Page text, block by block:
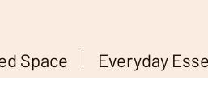
Space Everyday